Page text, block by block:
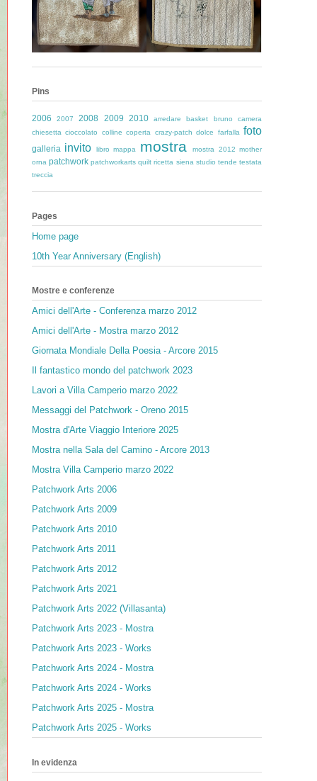
Pins
2006 2007 2008 2009 2010 arredare basket bruno
camera
chiesetta cioccolato colline coperta crazy-patch dolce farfalla foto
galleria invito libro mappa mostra mostra 2012 mother
orna patchwork patchworkarts quilt ricetta siena studio tende testata
treccia
Pages
Home page
10th Year Anniversary (English)
Mostre e conferenze
Amici dell'Arte - Conferenza marzo 2012
Amici dell'Arte - Mostra marzo 2012
Giornata Mondiale Della Poesia - Arcore 2015
Il fantastico mondo del patchwork 2023
Lavori a Villa Camperio marzo 2022
Messaggi del Patchwork - Oreno 2015
Mostra d'Arte Viaggio Interiore 2025
Mostra nella Sala del Camino - Arcore 2013
Mostra Villa Camperio marzo 2022
Patchwork Arts 2006
Patchwork Arts 2009
Patchwork Arts 2010
Patchwork Arts 2011
Patchwork Arts 2012
Patchwork Arts 2021
Patchwork Arts 2022 (Villasanta)
Patchwork Arts 2023 - Mostra
Patchwork Arts 2023 - Works
Patchwork Arts 2024 - Mostra
Patchwork Arts 2024 - Works
Patchwork Arts 2025 - Mostra
Patchwork Arts 2025 - Works
In evidenza